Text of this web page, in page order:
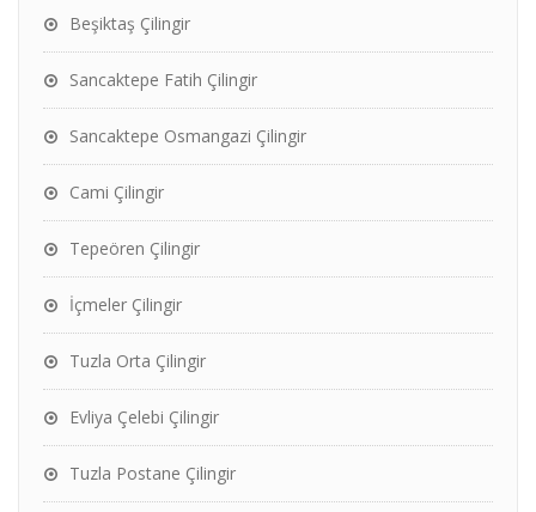
Beşiktaş Çilingir
Sancaktepe Fatih Çilingir
Sancaktepe Osmangazi Çilingir
Cami Çilingir
Tepeören Çilingir
İçmeler Çilingir
Tuzla Orta Çilingir
Evliya Çelebi Çilingir
Tuzla Postane Çilingir